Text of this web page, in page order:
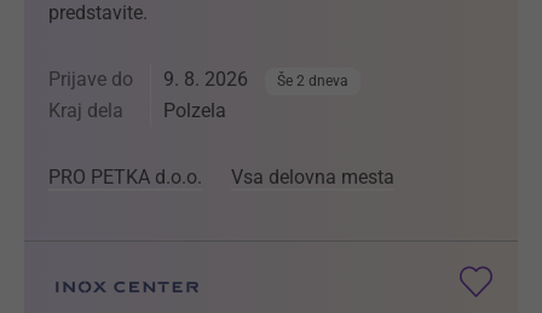
predstavite.
Prijave do 9. 8. 2026 Še 2 dneva
Kraj dela Polzela
PRO PETKA d.o.o. Vsa delovna mesta